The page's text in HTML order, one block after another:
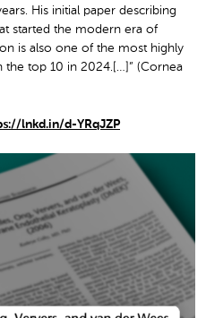
His initial paper describing
started the modern era of
is also one of the most highly
the top 10 in 2024.[…]” (Cornea
lnkd.in/d-YRqJZP